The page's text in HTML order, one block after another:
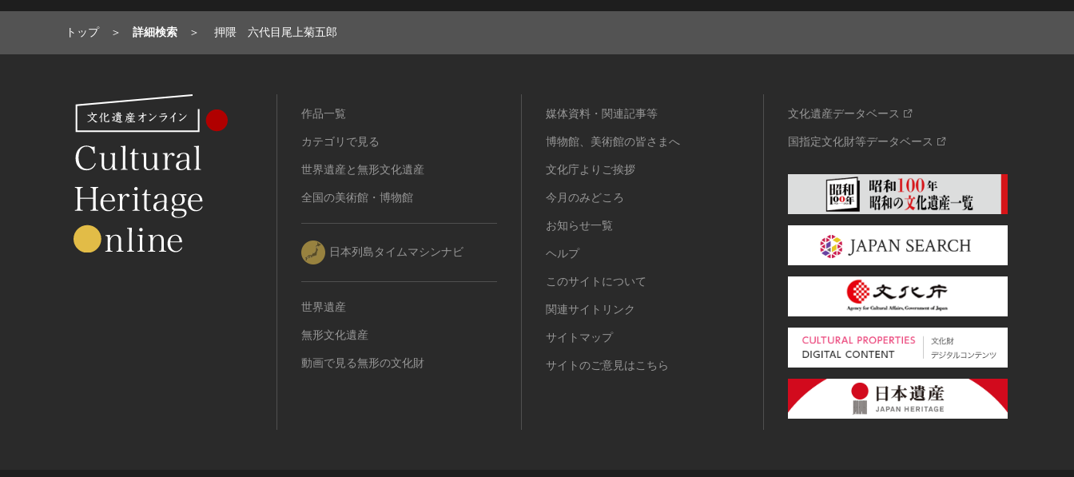
トップ 詳細検索 押隈 六代目尾上菊五郎
作品一覧
カテゴリで見る
世界遺産と無形文化遺産
全国の美術館・博物館
日本列島タイムマシンナビ
世界遺産
無形文化遺産
動画で見る無形の文化財
媒体資料・関連記事等
博物館、美術館の皆さまへ
文化庁よりご挨拶
今月のみどころ
お知らせ一覧
ヘルプ
このサイトについて
関連サイトリンク
サイトマップ
サイトのご意見はこちら
文化遺産データベース
国指定文化財等データベース